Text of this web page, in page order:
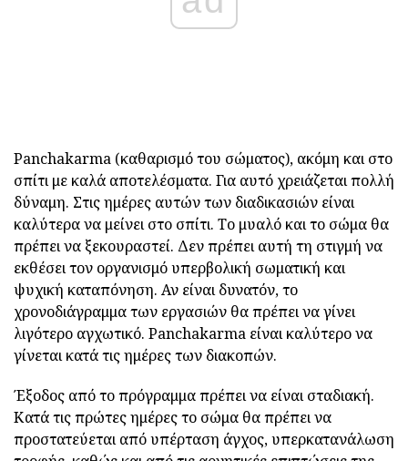
Panchakarma (καθαρισμό του σώματος), ακόμη και στο
σπίτι με καλά αποτελέσματα. Για αυτό χρειάζεται πολλή
δύναμη. Στις ημέρες αυτών των διαδικασιών είναι
καλύτερα να μείνει στο σπίτι. Το μυαλό και το σώμα θα
πρέπει να ξεκουραστεί. Δεν πρέπει αυτή τη στιγμή να
εκθέσει τον οργανισμό υπερβολική σωματική και
ψυχική καταπόνηση. Αν είναι δυνατόν, το
χρονοδιάγραμμα των εργασιών θα πρέπει να γίνει
λιγότερο αγχωτικό. Panchakarma είναι καλύτερο να
γίνεται κατά τις ημέρες των διακοπών.
Έξοδος από το πρόγραμμα πρέπει να είναι σταδιακή.
Κατά τις πρώτες ημέρες το σώμα θα πρέπει να
προστατεύεται από υπέρταση άγχος, υπερκατανάλωση